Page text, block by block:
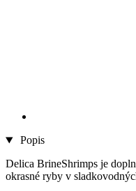
Popis
Delica BrineShrimps je
okrasné ryby v